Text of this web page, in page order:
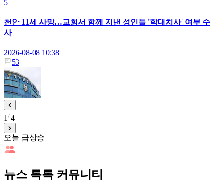
5
천안 11세 사망…교회서 함께 지낸 성인들 '학대치사' 여부 수
사
2026-08-08 10:38
53
1 4
오늘 급상승
뉴스 톡톡 커뮤니티